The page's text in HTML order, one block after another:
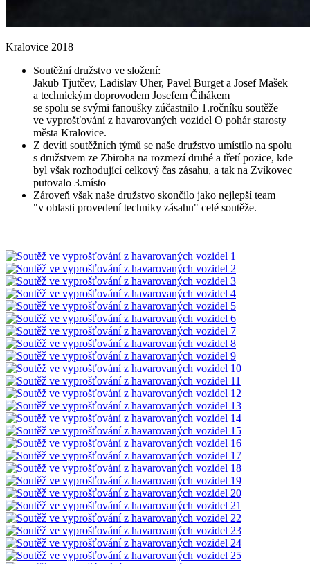
Kralovice 2018
Soutěžní družstvo ve složení:
Jakub Tjutčev, Ladislav Uher, Pavel Burget a Josef Mašek
a technickým doprovodem Josefem Čihákem
se spolu se svými fanoušky zúčastnilo 1.ročníku soutěže
ve vyprošťování z havarovaných vozidel O pohár starosty
města Kralovice.
Z devíti soutěžních týmů se naše družstvo umístilo na spolu
s družstvem ze Zbiroha na rozmezí druhé a třetí pozice, kde
byl však rozhodující celkový čas zásahu, a tak na Zvíkovec
putovalo 3.místo
Zároveň však naše družstvo skončilo jako nejlepší team
"v oblasti provedení techniky zásahu" celé soutěže.